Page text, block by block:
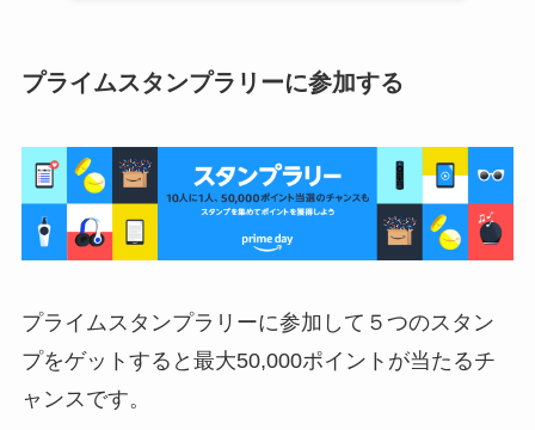
プライムスタンプラリーに参加する
プライムスタンプラリーに参加して５つのスタン
プをゲットすると最大50,000ポイントが当たるチ
ャンスです。